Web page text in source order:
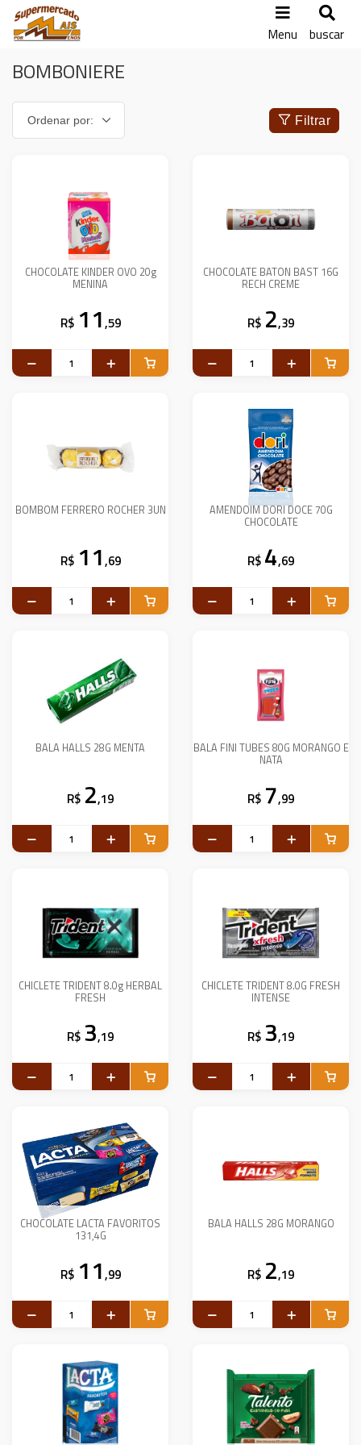
Menu buscar
BOMBONIERE
Filtrar
CHOCOLATE KINDER OVO 20g
MENINA
R$ 11,59
CHOCOLATE BATON BAST 16G
RECH CREME
R$ 2,39
BOMBOM FERRERO ROCHER 3UN
R$ 11,69
AMENDOIM DORI DOCE 70G
CHOCOLATE
R$ 4,69
BALA HALLS 28G MENTA
R$ 2,19
BALA FINI TUBES 80G MORANGO E
NATA
R$ 7,99
CHICLETE TRIDENT 8.0g HERBAL
FRESH
R$ 3,19
CHICLETE TRIDENT 8.0G FRESH
INTENSE
R$ 3,19
CHOCOLATE LACTA FAVORITOS
131,4G
R$ 11,99
BALA HALLS 28G MORANGO
R$ 2,19